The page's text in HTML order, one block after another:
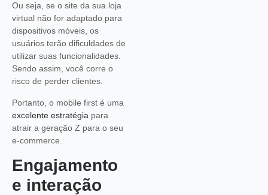
Ou seja, se o site da sua loja
virtual não for adaptado para
dispositivos móveis, os
usuários terão dificuldades de
utilizar suas funcionalidades.
Sendo assim, você corre o
risco de perder clientes.
Portanto, o mobile first é uma
excelente estratégia para
atrair a geração Z para o seu
e-commerce.
Engajamento
e interação